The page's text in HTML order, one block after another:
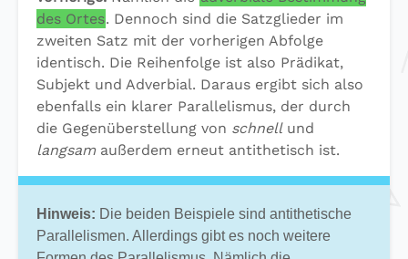
des Ortes. Dennoch sind die Satzglieder im
zweiten Satz mit der vorherigen Abfolge
identisch. Die Reihenfolge ist also Prädikat,
Subjekt und Adverbial. Daraus ergibt sich also
ebenfalls ein klarer Parallelismus, der durch
die Gegenüberstellung von schnellund
langsamaußerdem erneut antithetisch ist.
Hinweis: Die beiden Beispiele sind antithetische
Parallelismen. Allerdings gibt es noch weitere